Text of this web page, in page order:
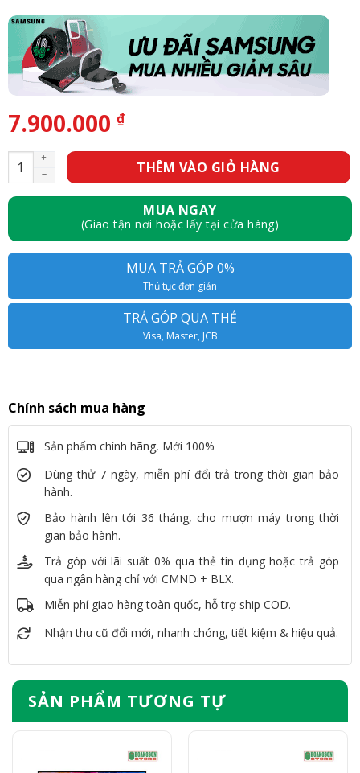
7.900.000 ₫
Màn hình Dell P2723D – 27inch – 2K IPS – 60Hz – 350nits số
THÊM VÀO GIỎ HÀNG
MUA NGAY
(Giao tận nơi hoặc lấy tại cửa hàng)
MUA TRẢ GÓP 0%
Thủ tục đơn giản
TRẢ GÓP QUA THẺ
Visa, Master, JCB
Chính sách mua hàng
Sản phẩm chính hãng, Mới 100%
Dùng thử 7 ngày, miễn phí đổi trả trong thời gian bảo
hành.
Bảo hành lên tới 36 tháng, cho mượn máy trong thời
gian bảo hành.
Trả góp với lãi suất 0% qua thẻ tín dụng hoặc trả góp
qua ngân hàng chỉ với CMND + BLX.
Miễn phí giao hàng toàn quốc, hỗ trợ ship COD.
Nhận thu cũ đổi mới, nhanh chóng, tiết kiệm & hiệu quả.
SẢN PHẨM TƯƠNG TỰ